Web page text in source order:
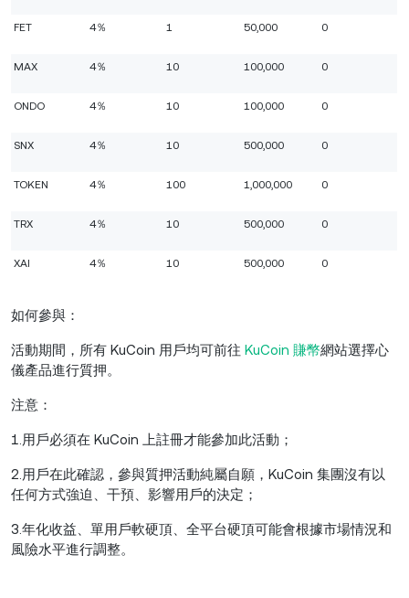
FET 4％ 1 50,000 0
MAX 4％ 10 100,000 0
ONDO 4％ 10 100,000 0
SNX 4％ 10 500,000 0
TOKEN 4％ 100 1,000,000 0
TRX 4％ 10 500,000 0
XAI 4％ 10 500,000 0
如何參與：
活動期間，所有 KuCoin 用戶均可前往 KuCoin 賺幣網站選擇心
儀產品進行質押。
注意：
1.用戶必須在 KuCoin 上註冊才能參加此活動；
2.用戶在此確認，參與質押活動純屬自願，KuCoin 集團沒有以
任何方式強迫、干預、影響用戶的決定；
3.年化收益、單用戶軟硬頂、全平台硬頂可能會根據市場情況和
風險水平進行調整。